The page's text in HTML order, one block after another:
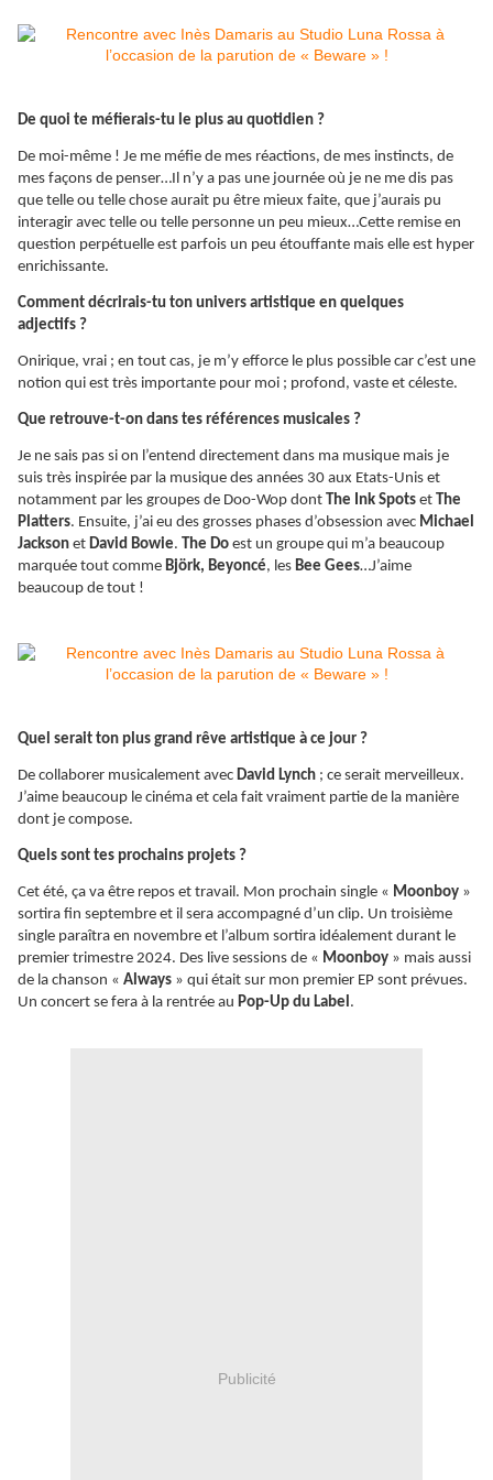
De quoi te méfierais-tu le plus au quotidien ?
De moi-même ! Je me méfie de mes réactions, de mes instincts, de
mes façons de penser…Il n’y a pas une journée où je ne me dis pas
que telle ou telle chose aurait pu être mieux faite, que j’aurais pu
interagir avec telle ou telle personne un peu mieux…Cette remise en
question perpétuelle est parfois un peu étouffante mais elle est hyper
enrichissante.
Comment décrirais-tu ton univers artistique en quelques
adjectifs ?
Onirique, vrai ; en tout cas, je m’y efforce le plus possible car c’est une
notion qui est très importante pour moi ; profond, vaste et céleste.
Que retrouve-t-on dans tes références musicales ?
Je ne sais pas si on l’entend directement dans ma musique mais je
suis très inspirée par la musique des années 30 aux Etats-Unis et
notamment par les groupes de Doo-Wop dont The Ink Spots et The
Platters. Ensuite, j’ai eu des grosses phases d’obsession avec Michael
Jackson et David Bowie. The Do est un groupe qui m’a beaucoup
marquée tout comme Björk, Beyoncé, les Bee Gees…J’aime
beaucoup de tout !
Quel serait ton plus grand rêve artistique à ce jour ?
De collaborer musicalement avec David Lynch ; ce serait merveilleux.
J’aime beaucoup le cinéma et cela fait vraiment partie de la manière
dont je compose.
Quels sont tes prochains projets ?
Cet été, ça va être repos et travail. Mon prochain single « Moonboy »
sortira fin septembre et il sera accompagné d’un clip. Un troisième
single paraîtra en novembre et l’album sortira idéalement durant le
premier trimestre 2024. Des live sessions de « Moonboy » mais aussi
de la chanson « Always » qui était sur mon premier EP sont prévues.
Un concert se fera à la rentrée au Pop-Up du Label.
Publicité